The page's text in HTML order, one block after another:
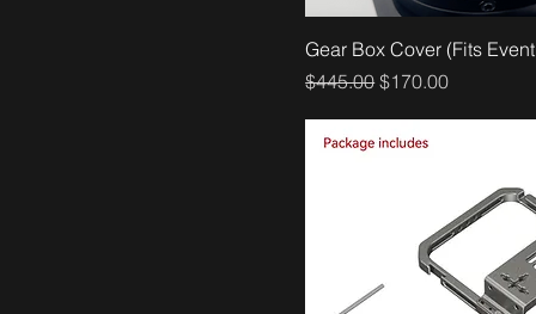
Gear Box Cover (Fits
通常価格
$445.00セール価格
$170.00